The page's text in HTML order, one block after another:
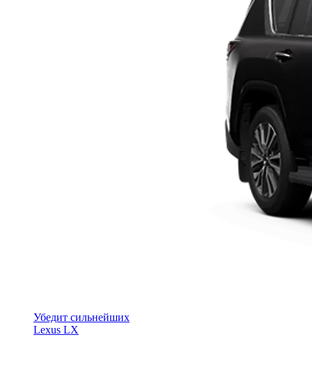
Убедит сильнейших
Lexus LX